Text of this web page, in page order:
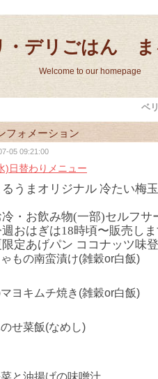
・デリごはん ま
Welcome to our homepage
ベ
フォメーション
05 09:21:00
)日替わりメニュー
うまオリジナル 冷たい梅
・お飲み物(一部)セルフサ
おはぎは18時頃〜販売し
定あげパン ココナッツ味登
ゃもの南蛮漬け(雑穀or白飯)
ヨキムチ焼き(雑穀or白飯)
せ菜飯(なめし)
と油揚げの味噌汁